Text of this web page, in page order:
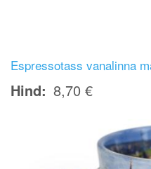
Espressotass vanalinna
Hind 8,70 €